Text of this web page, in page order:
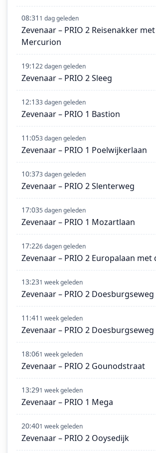
08:31 1 dag geleden
Zevenaar – PRIO 2 Reisenakker
Mercurion
19:122 dagen geleden
Zevenaar – PRIO 2 Sleeg
12:133 dagen geleden
Zevenaar – PRIO 1 Bastion
11:053 dagen geleden
Zevenaar – PRIO 1 Poelwijkerlaan
10:373 dagen geleden
Zevenaar – PRIO 2 Slenterweg
17:035 dagen geleden
Zevenaar – PRIO 1 Mozartlaan
17:226 dagen geleden
Zevenaar – PRIO 2 Europalaan met
13:231 week geleden
Zevenaar – PRIO 2 Doesburgseweg
11:41 1 week geleden
Zevenaar – PRIO 2 Doesburgseweg
18:061 week geleden
Zevenaar – PRIO 2 Gounodstraat
13:291 week geleden
Zevenaar – PRIO 1 Mega
20:401 week geleden
Zevenaar – PRIO 2 Ooysedijk